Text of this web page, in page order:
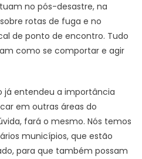
no pós-desastre, na
rotas de fuga e no
de ponto de encontro. Tudo
como se comportar e agir
já entendeu a importância
em outras áreas do
fará o mesmo. Nós temos
municípios, que estão
para que também possam